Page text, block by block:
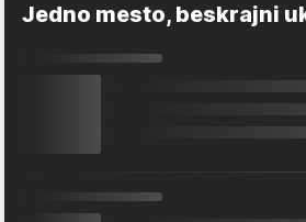
Jedno mesto, beskrajni